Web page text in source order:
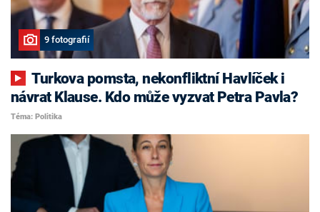
9 fotografií
Turkova pomsta, nekonfliktní Havlíček i
návrat Klause. Kdo může vyzvat Petra Pavla?
Téma: Politika